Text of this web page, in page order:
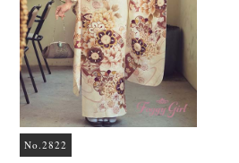
No.2822